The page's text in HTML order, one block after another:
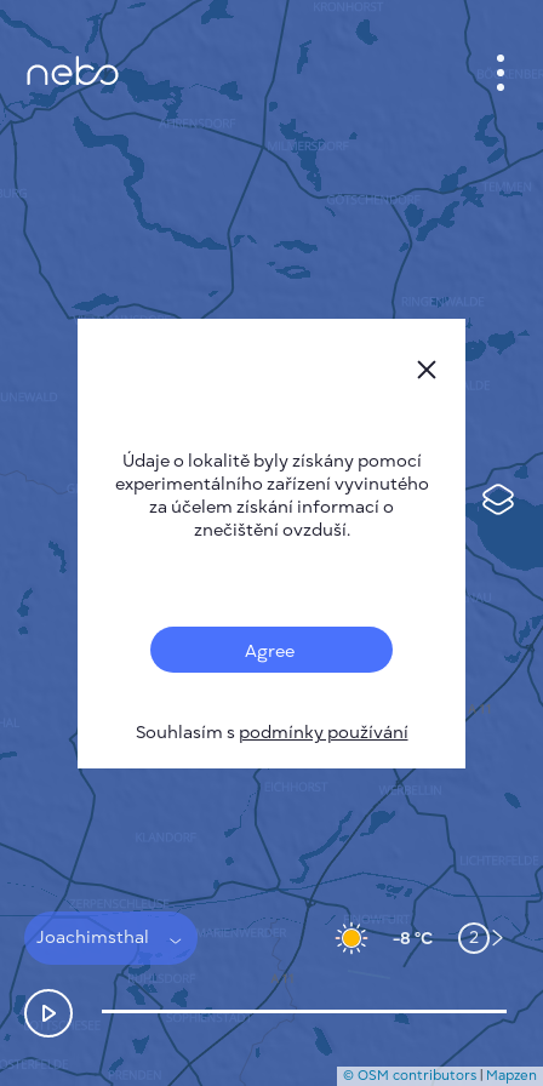
Senzory
Mapa znečištění
Tepelné skvrny
Joachimsthal -8 °C 2
KABINET
MAPA MĚSTA
SENZOR NEBO
O NÁS
Deutsch
Español
JAK TO FUNGUJE
ZÁSADY OCHRANY SOUKROMÍ
PODMÍNKY A PRAVIDLA
PRŮVODCE INSTALACÍ
KONTAKTUJTE NÁS
© OSM contributors | Mapzen
Údaje o lokalitě byly získány pomocí
experimentálního zařízení vyvinutého
za účelem získání informací o
znečištění ovzduší.
Agree
Souhlasím s podmínky používání